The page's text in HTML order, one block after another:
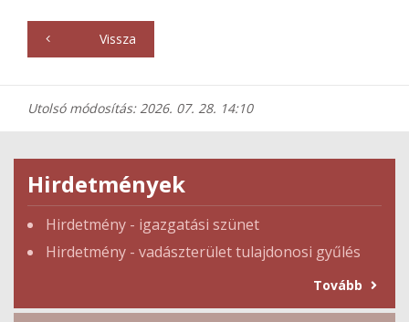
Vissza
Utolsó módosítás: 2026. 07. 28. 14:10
Hirdetmények
Hirdetmény - igazgatási szünet
Hirdetmény - vadászterület tulajdonosi gyűlés
Tovább